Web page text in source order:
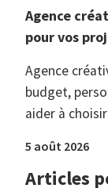
Agence
pour vos
Agence
budget,
aider à
5 août 2026
Articles